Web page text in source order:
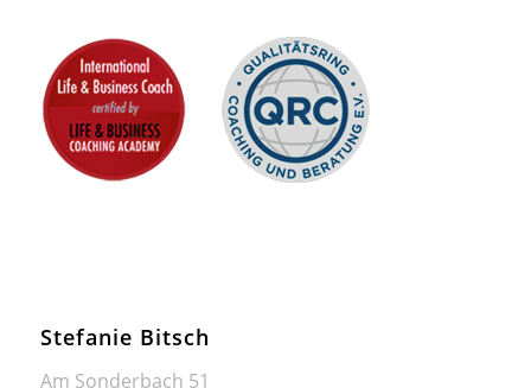
Stefanie Bitsch
Am Sonderbach 51